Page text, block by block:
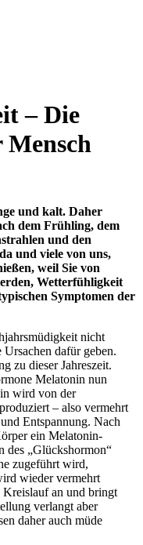
– Die
und kalt. Daher
dem Frühling, dem
und den
und viele von uns,
weil Sie von
Wetterfühligkeit
Symptomen der
nicht
dafür geben.
zu dieser Jahreszeit.
Melatonin nun
wird von der
– also vermehrt
Entspannung. Nach
ein Melatonin-
des „Glückshormon“
zugeführt wird,
wieder vermehrt
Kreislauf an und bringt
verlangt aber
daher auch müde